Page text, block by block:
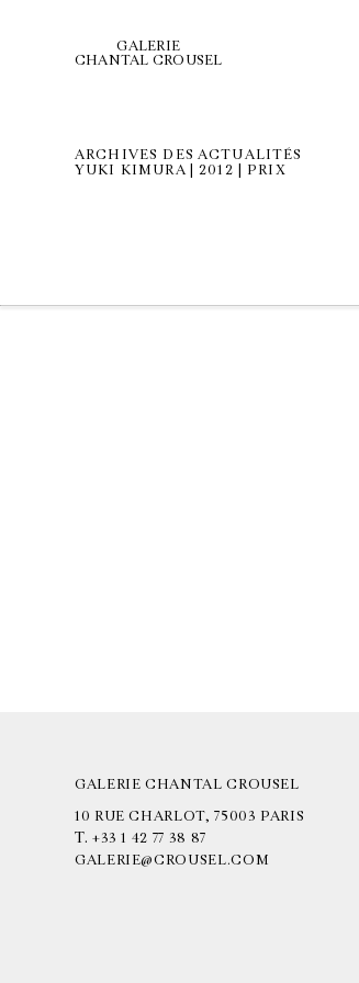
GALERIE
CHANTAL CROUSEL
ARCHIVES DES ACTUALITÉS
YUKI KIMURA | 2012 | PRIX
GALERIE CHANTAL CROUSEL
10 RUE CHARLOT, 75003 PARIS
T. +33 1 42 77 38 87
GALERIE@CROUSEL.COM